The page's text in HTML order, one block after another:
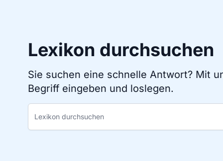
Lexikon durchsuchen
Sie suchen eine schnelle Antwort? Mit
Begriff eingeben und loslegen.